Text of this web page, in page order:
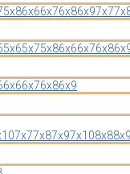
5x86x66x76x86x97x7
5x65x75x86x66x76x8
6x66x76x86x9
7x77x87x97x108x8